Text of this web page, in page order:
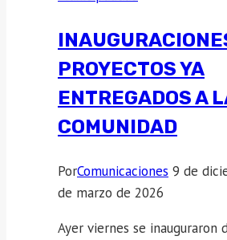
PROYECTOS YA
ENTREGADOS A
COMUNIDAD
PorComunicaciones 9 de
de marzo de 2026
Ayer viernes se inauguraron